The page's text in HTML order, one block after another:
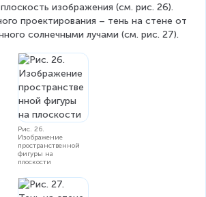
изображения (см. рис. 26).
проектирования – тень на стене от
солнечными лучами (см. рис. 27).
Рис. 26.
Изображение
пространственной
фигуры на
плоскости